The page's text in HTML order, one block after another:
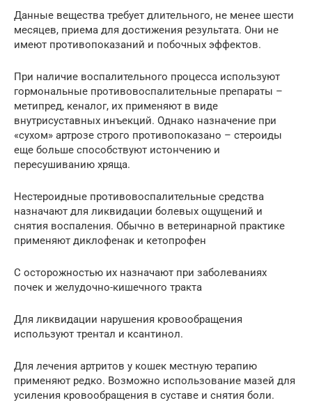
Данные вещества требует длительного, не менее шести
месяцев, приема для достижения результата. Они не
имеют противопоказаний и побочных эффектов.
При наличие воспалительного процесса используют
гормональные противовоспалительные препараты –
метипред, кеналог, их применяют в виде
внутрисуставных инъекций. Однако назначение при
«сухом» артрозе строго противопоказано – стероиды
еще больше способствуют истончению и
пересушиванию хряща.
Нестероидные противовоспалительные средства
назначают для ликвидации болевых ощущений и
снятия воспаления. Обычно в ветеринарной практике
применяют диклофенак и кетопрофен
С осторожностью их назначают при заболеваниях
почек и желудочно-кишечного тракта
Для ликвидации нарушения кровообращения
используют трентал и ксантинол.
Для лечения артритов у кошек местную терапию
применяют редко. Возможно использование мазей для
усиления кровообращения в суставе и снятия боли.